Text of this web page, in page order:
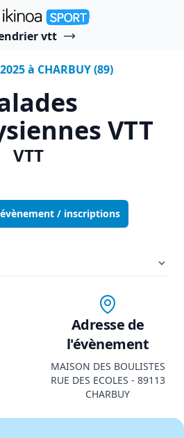
Sport"
vtt
à CHARBUY (89)
VTT
VTT
/ inscriptions
Adresse de
l'évènement
MAISON DES BOULISTES
RUE DES ECOLES - 89113
CHARBUY